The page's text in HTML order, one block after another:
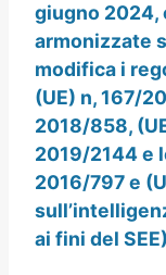
giugno 2024,
armonizzate
modifica i
(UE) n, 167/
2018/858,
2019/2144 e
2016/797 e
ai fini del SEE)